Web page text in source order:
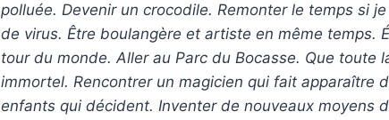
polluée. Devenir un crocodile. Remonter le temps si je
de virus. Être boulangère et artiste en même temps.
tour du monde. Aller au Parc du Bocasse. Que toute
immortel. Rencontrer un magicien qui fait apparaître
enfants qui décident. Inventer de nouveaux moyens